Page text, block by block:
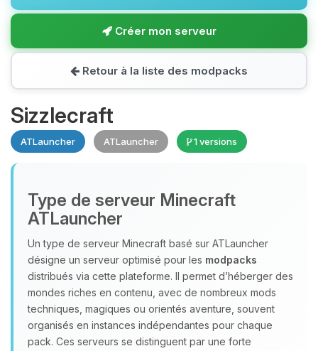
Créer mon serveur
Retour à la liste des modpacks
Sizzlecraft
ATLauncher ATLauncher 1 versions
Type de serveur Minecraft
ATLauncher
Un type de serveur Minecraft basé sur ATLauncher
désigne un serveur optimisé pour les modpacks
distribués via cette plateforme. Il permet d’héberger des
mondes riches en contenu, avec de nombreux mods
techniques, magiques ou orientés aventure, souvent
organisés en instances indépendantes pour chaque
pack. Ces serveurs se distinguent par une forte
Youpi, enfin quelqu’un pour me
parler ! Moi c’est Choupy, ton petit
assistant BoxToPlay. Dis-moi ce dont
tu as besoin et je vais remuer mes
petits circuits pour t’aider.